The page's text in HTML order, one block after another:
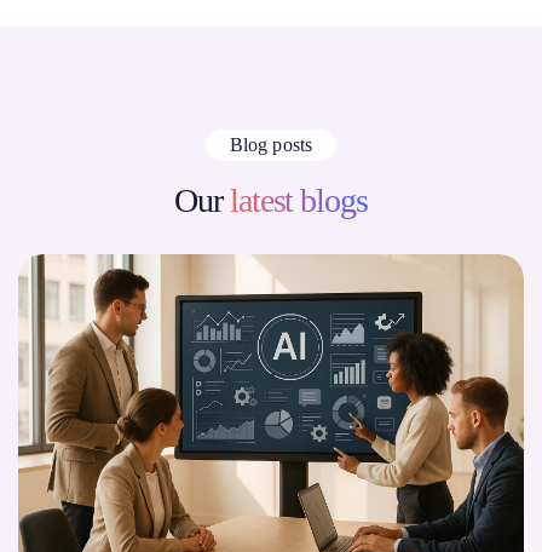
Blog posts
Ourlatest blogs